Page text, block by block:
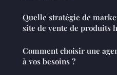
Quelle stratégie de
site de vente de produits
Comment choisir une
à vos besoins ?